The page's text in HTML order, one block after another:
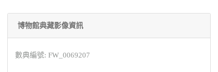
博物館典藏影像資訊
數典編號: FW_0069207